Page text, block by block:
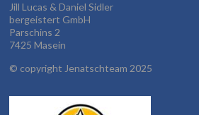
Jill Lucas & Daniel Sidler
bergeistert GmbH
Parschins 2
7425 Masein
© copyright Jenatschteam 2025